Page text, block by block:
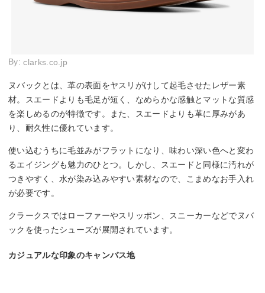
By:clarks.co.jp
ヌバックとは、革の表面をヤスリがけして起毛させたレザー素
材。スエードよりも毛足が短く、なめらかな感触とマットな質感
を楽しめるのが特徴です。また、スエードよりも革に厚みがあ
り、耐久性に優れています。
使い込むうちに毛並みがフラットになり、味わい深い色へと変わ
るエイジングも魅力のひとつ。しかし、スエードと同様に汚れが
つきやすく、水が染み込みやすい素材なので、こまめなお手入れ
が必要です。
クラークスではローファーやスリッポン、スニーカーなどでヌバ
ックを使ったシューズが展開されています。
カジュアルな印象のキャンバス地